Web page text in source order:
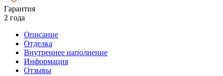
Гарантия
2 года
Описание
Отделка
Внутреннее наполнение
Информация
Отзывы